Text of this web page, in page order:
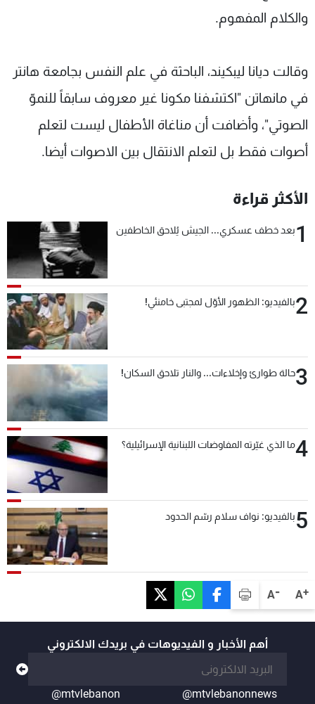
A+
A-
والكلام المفهوم.
وقالت ديانا ليبكيند، الباحثة في علم النفس بجامعة هانتر
في مانهاتن "اكتشفنا مكونا غير معروف سابقاً للنموّ
الصوتي"، وأضافت أن مناغاة الأطفال ليست لتعلم
أصوات فقط بل لتعلم الانتقال بين الاصوات أيضا.
الأكثر قراءة
1بعد خطف عسكري... الجيش يُلاحق الخاطفين
2بالفيديو: الظهور الأوّل لمجتبى خامنئي!
3حالة طوارئ وإخلاءات... والنار تلاحق السكان!
4ما الذي غيّرته المفاوضات اللبنانية الإسرائيلية؟
5بالفيديو: نواف سلام رسّم الحدود
أهم الأخبار و الفيديوهات في بريدك الالكتروني
@mtvlebanonnews
@mtvlebanon